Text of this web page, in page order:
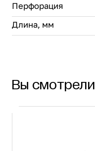
Перфорация
Длина, мм
Вы смотрели